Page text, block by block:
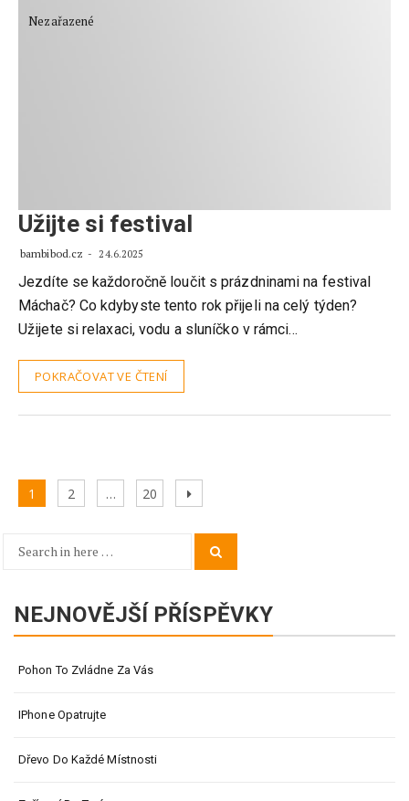
Nezařazené
Užijte si festival
bambibod.cz 24.6.2025
Jezdíte se každoročně loučit s prázdninami na festival
Máchač? Co kdybyste tento rok přijeli na celý týden?
Užijete si relaxaci, vodu a sluníčko v rámci…
POKRAČOVAT VE ČTENÍ
Stránkování
Page
1 Page
2 … Page
20
Next
Search
NEJNOVĚJŠÍ PŘÍSPĚVKY
Pohon To Zvládne Za Vás
IPhone Opatrujte
Dřevo Do Každé Místnosti